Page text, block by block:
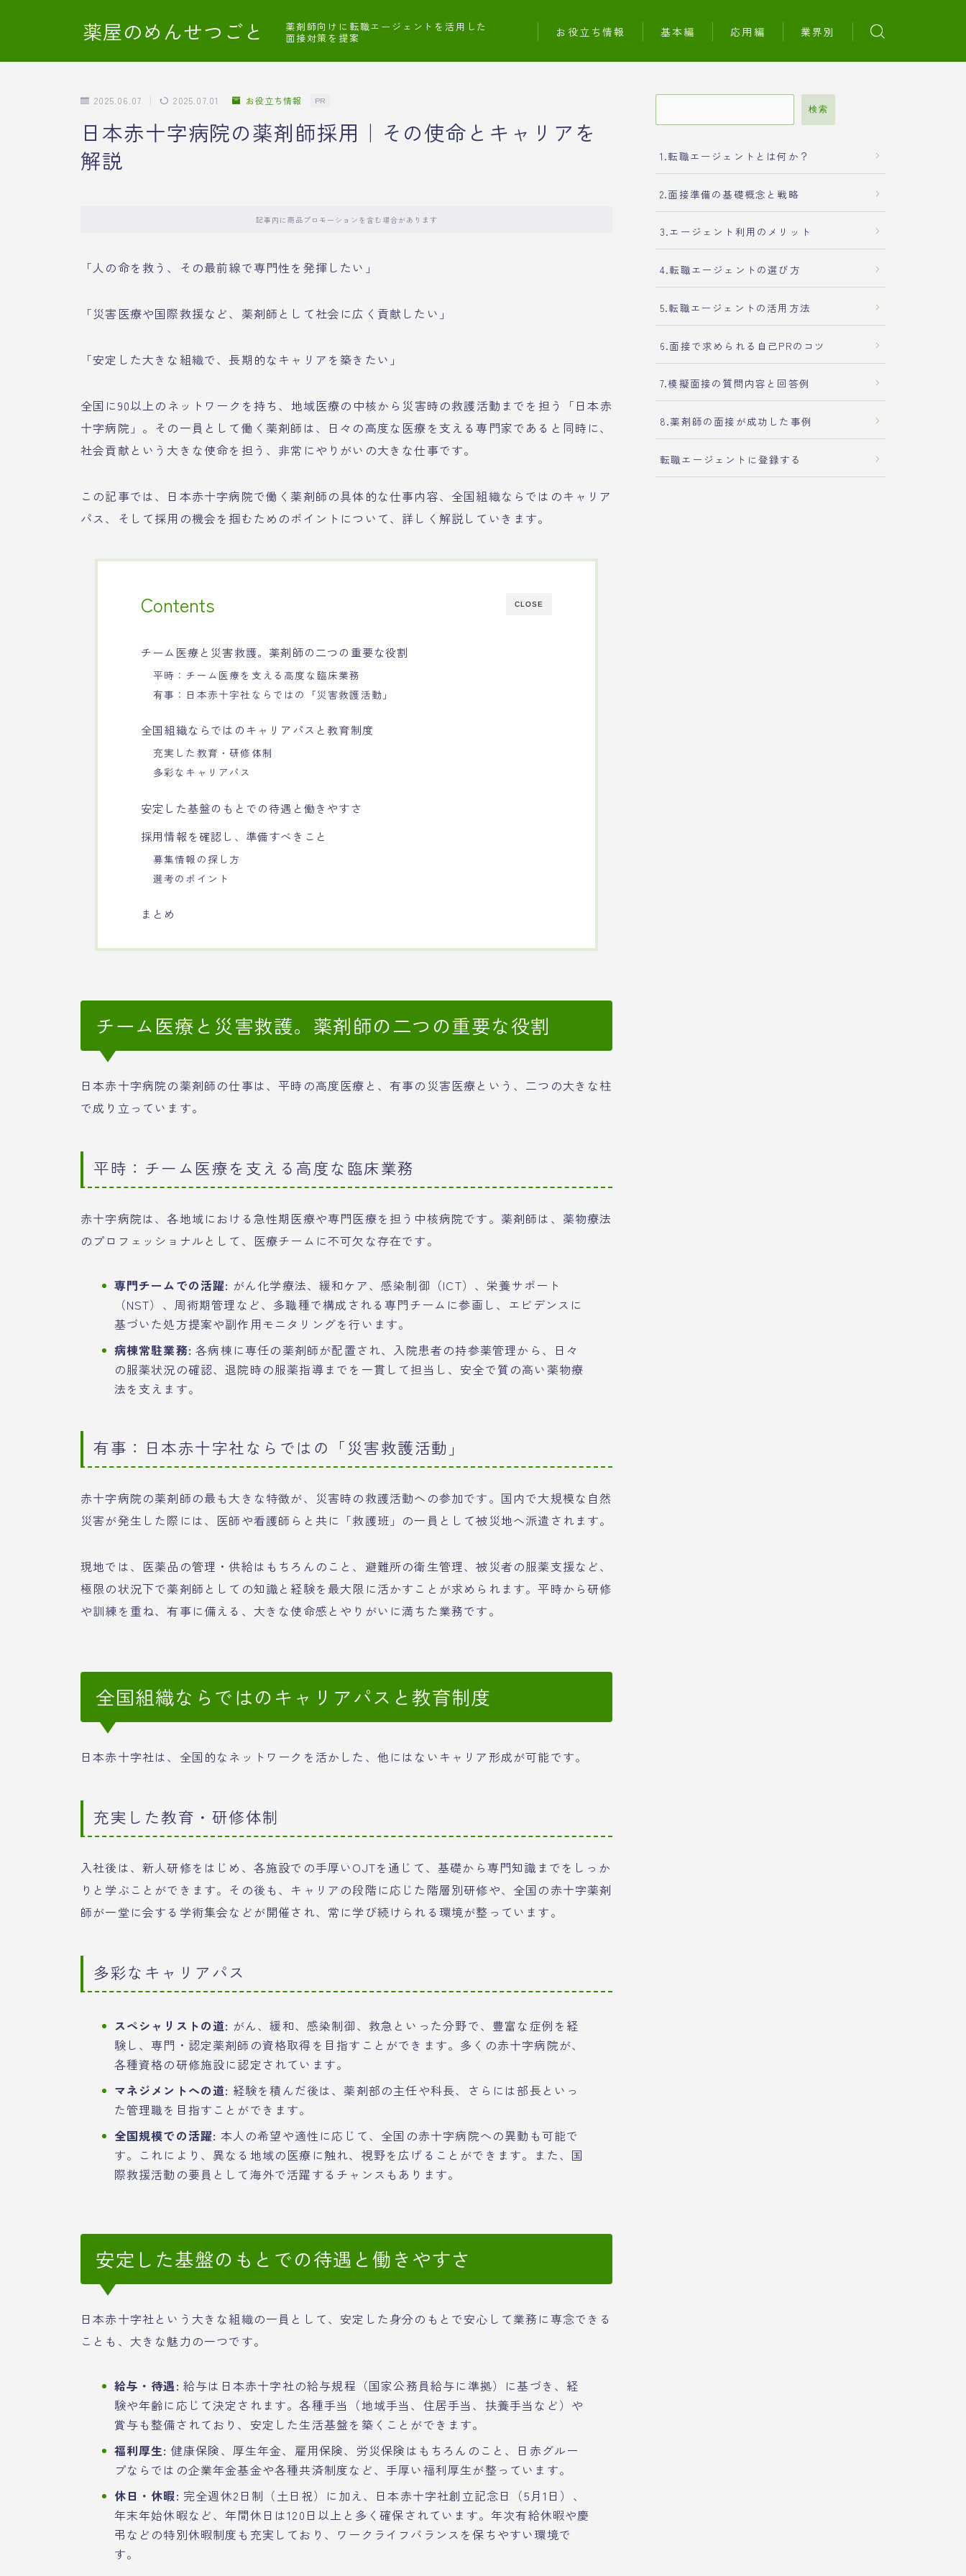
薬屋のめんせつごと
薬剤師向けに転職エージェントを活用した
面接対策を提案
お役立ち情報 基本編 応用編 業界別
2025.06.07 2025.07.01 お役立ち情報 PR
日本赤十字病院の薬剤師採用｜その使命とキャリアを
解説
記事内に商品プロモーションを含む場合があります
「人の命を救う、その最前線で専門性を発揮したい」
「災害医療や国際救援など、薬剤師として社会に広く貢献したい」
「安定した大きな組織で、長期的なキャリアを築きたい」
全国に90以上のネットワークを持ち、地域医療の中核から災害時の救護活動までを担う「日本赤
十字病院」。その一員として働く薬剤師は、日々の高度な医療を支える専門家であると同時に、
社会貢献という大きな使命を担う、非常にやりがいの大きな仕事です。
この記事では、日本赤十字病院で働く薬剤師の具体的な仕事内容、全国組織ならではのキャリア
パス、そして採用の機会を掴むためのポイントについて、詳しく解説していきます。
CLOSE
Contents
チーム医療と災害救護。薬剤師の二つの重要な役割
平時：チーム医療を支える高度な臨床業務
有事：日本赤十字社ならではの「災害救護活動」
全国組織ならではのキャリアパスと教育制度
充実した教育・研修体制
多彩なキャリアパス
安定した基盤のもとでの待遇と働きやすさ
採用情報を確認し、準備すべきこと
募集情報の探し方
選考のポイント
まとめ
チーム医療と災害救護。薬剤師の二つの重要な役割
日本赤十字病院の薬剤師の仕事は、平時の高度医療と、有事の災害医療という、二つの大きな柱
で成り立っています。
平時：チーム医療を支える高度な臨床業務
赤十字病院は、各地域における急性期医療や専門医療を担う中核病院です。薬剤師は、薬物療法
のプロフェッショナルとして、医療チームに不可欠な存在です。
専門チームでの活躍: がん化学療法、緩和ケア、感染制御（ICT）、栄養サポート
（NST）、周術期管理など、多職種で構成される専門チームに参画し、エビデンスに
基づいた処方提案や副作用モニタリングを行います。
病棟常駐業務: 各病棟に専任の薬剤師が配置され、入院患者の持参薬管理から、日々
の服薬状況の確認、退院時の服薬指導までを一貫して担当し、安全で質の高い薬物療
法を支えます。
有事：日本赤十字社ならではの「災害救護活動」
赤十字病院の薬剤師の最も大きな特徴が、災害時の救護活動への参加です。国内で大規模な自然
災害が発生した際には、医師や看護師らと共に「救護班」の一員として被災地へ派遣されます。
現地では、医薬品の管理・供給はもちろんのこと、避難所の衛生管理、被災者の服薬支援など、
極限の状況下で薬剤師としての知識と経験を最大限に活かすことが求められます。平時から研修
や訓練を重ね、有事に備える、大きな使命感とやりがいに満ちた業務です。
全国組織ならではのキャリアパスと教育制度
日本赤十字社は、全国的なネットワークを活かした、他にはないキャリア形成が可能です。
充実した教育・研修体制
入社後は、新人研修をはじめ、各施設での手厚いOJTを通じて、基礎から専門知識までをしっか
りと学ぶことができます。その後も、キャリアの段階に応じた階層別研修や、全国の赤十字薬剤
師が一堂に会する学術集会などが開催され、常に学び続けられる環境が整っています。
多彩なキャリアパス
スペシャリストの道: がん、緩和、感染制御、救急といった分野で、豊富な症例を経
験し、専門・認定薬剤師の資格取得を目指すことができます。多くの赤十字病院が、
各種資格の研修施設に認定されています。
マネジメントへの道: 経験を積んだ後は、薬剤部の主任や科長、さらには部長といっ
た管理職を目指すことができます。
全国規模での活躍: 本人の希望や適性に応じて、全国の赤十字病院への異動も可能で
す。これにより、異なる地域の医療に触れ、視野を広げることができます。また、国
際救援活動の要員として海外で活躍するチャンスもあります。
安定した基盤のもとでの待遇と働きやすさ
日本赤十字社という大きな組織の一員として、安定した身分のもとで安心して業務に専念できる
ことも、大きな魅力の一つです。
給与・待遇: 給与は日本赤十字社の給与規程（国家公務員給与に準拠）に基づき、経
験や年齢に応じて決定されます。各種手当（地域手当、住居手当、扶養手当など）や
賞与も整備されており、安定した生活基盤を築くことができます。
福利厚生: 健康保険、厚生年金、雇用保険、労災保険はもちろんのこと、日赤グルー
プならではの企業年金基金や各種共済制度など、手厚い福利厚生が整っています。
休日・休暇: 完全週休2日制（土日祝）に加え、日本赤十字社創立記念日（5月1日）、
年末年始休暇など、年間休日は120日以上と多く確保されています。年次有給休暇や慶
弔などの特別休暇制度も充実しており、ワークライフバランスを保ちやすい環境で
す。
検索
1.転職エージェントとは何か？
2.面接準備の基礎概念と戦略
3.エージェント利用のメリット
4.転職エージェントの選び方
5.転職エージェントの活用方法
6.面接で求められる自己PRのコツ
7.模擬面接の質問内容と回答例
8.薬剤師の面接が成功した事例
転職エージェントに登録する